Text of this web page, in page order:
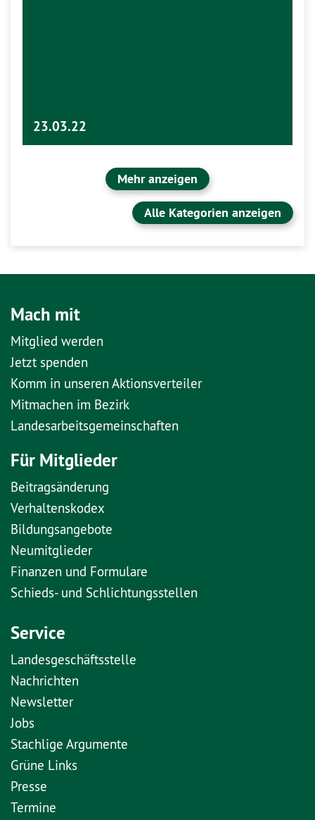
23.03.22
Mehr anzeigen
Alle Kategorien anzeigen
Mach mit
Mitglied werden
Jetzt spenden
Komm in unseren Aktionsverteiler
Mitmachen im Bezirk
Landesarbeitsgemeinschaften
Für Mitglieder
Beitragsänderung
Verhaltenskodex
Bildungsangebote
Neumitglieder
Finanzen und Formulare
Schieds- und Schlichtungsstellen
Service
Landesgeschäftsstelle
Nachrichten
Newsletter
Jobs
Stachlige Argumente
Grüne Links
Presse
Termine